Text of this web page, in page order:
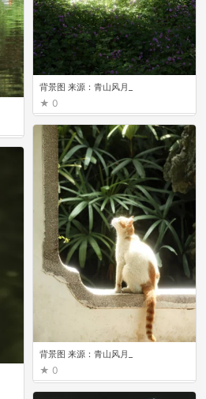
背景图 来源：青山风月_
0
背景图 来源：青山风月_
0